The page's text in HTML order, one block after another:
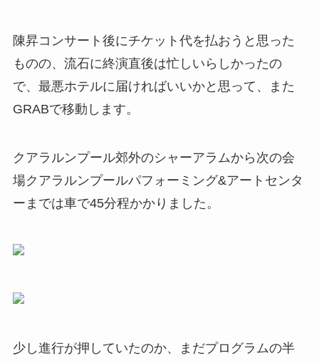
陳昇コンサート後にチケット代を払おうと思った
ものの、流石に終演直後は忙しいらしかったの
で、最悪ホテルに届ければいいかと思って、また
GRABで移動します。
クアラルンプール郊外のシャーアラムから次の会
場クアラルンプールパフォーミング&アートセンタ
ーまでは車で45分程かかりました。
少し進行が押していたのか、まだプログラムの半